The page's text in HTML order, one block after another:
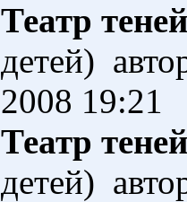
Театр
детей)
2008 19:21
Театр
детей)